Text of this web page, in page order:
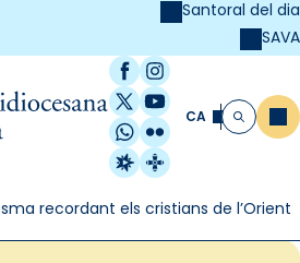
Santoral del dia
SAVA
Facebook
Instagram
X / Twitter
YouTube
WhatsApp
Flickr
Radio Estel
Catalunya
CA Cerca
recordant els cristians de l’Orient